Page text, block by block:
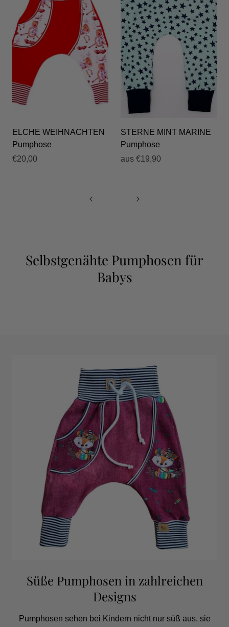
ELCHE WEIHNACHTEN
Pumphose
€20,00
STERNE MINT MARINE
Pumphose
aus €19,90
Selbstgenähte Pumphosen für
Babys
Süße Pumphosen in zahlreichen
Designs
Pumphosen sehen bei Kindern nicht nur süß aus, sie